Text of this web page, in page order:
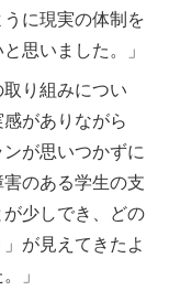
に現実の体制を
思いました。」
り組みについ
がありながら
が思いつかずに
のある学生の支
少しでき、どの
が見えてきたよ
」